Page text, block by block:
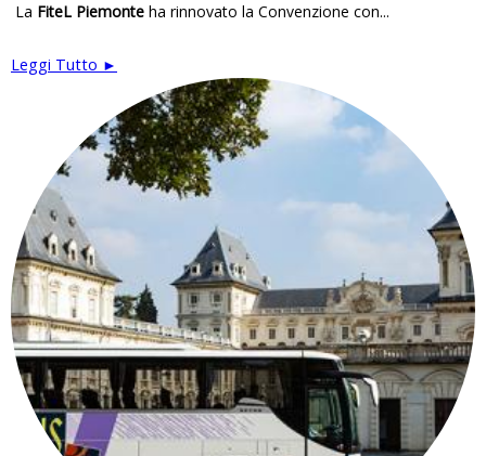
La FiteL Piemonteha rinnovato la Convenzione con...
Leggi Tutto ►